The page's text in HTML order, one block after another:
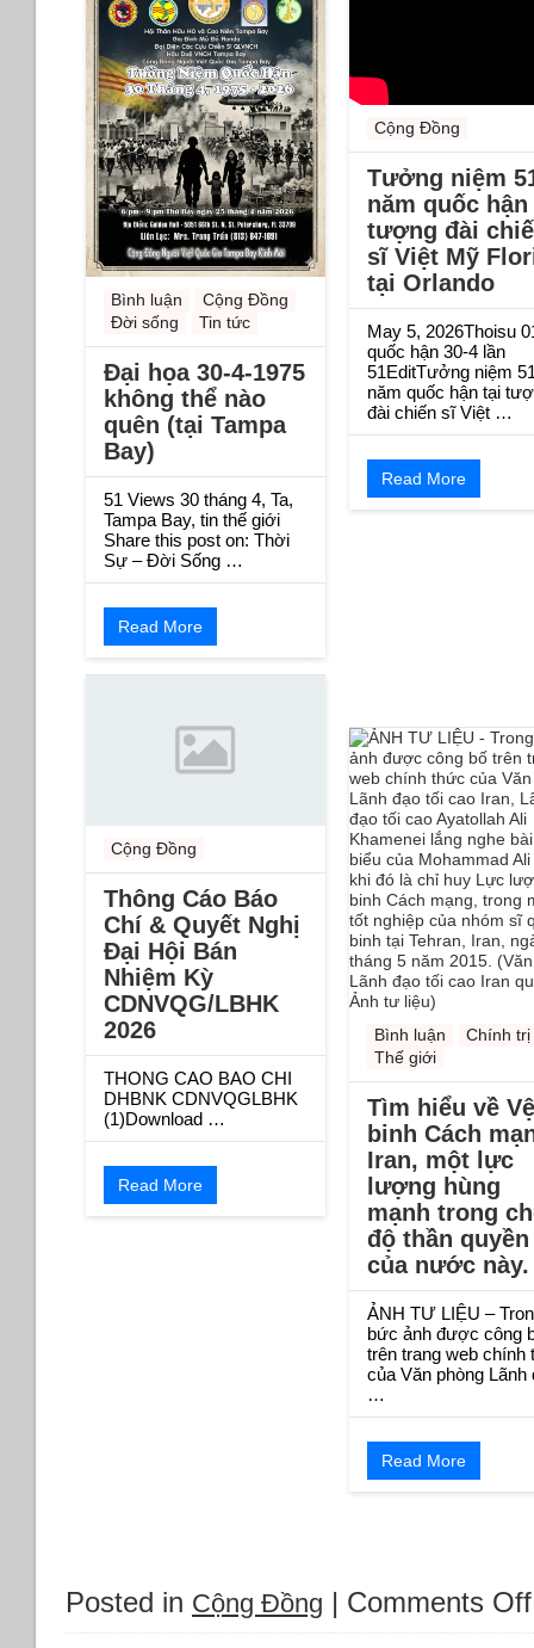
Bình luận
Cộng Đồng
Đời sống
Tin tức
Đại họa 30-4-1975
không thể nào
quên (tại Tampa
Bay)
51 Views 30 tháng 4, Ta,
Tampa Bay, tin thế giới
Share this post on: Thời
Sự – Đời Sống …
Read More
Cộng Đồng
Tưởng niệm
năm quốc
tượng đài
sĩ Việt Mỹ
tại Orlando
May 5, 2026Thoisu
quốc hận 30-4 lần
51EditTưởng niệm
năm quốc hận tại
đài chiến sĩ Việt …
Read More
Cộng Đồng
Thông Cáo Báo
Chí & Quyết Nghị
Đại Hội Bán
Nhiệm Kỳ
CDNVQG/LBHK
2026
THONG CAO BAO CHI
DHBNK CDNVQGLBHK
(1)Download …
Read More
Bình luận
Chính trị
Thế giới
Tìm hiểu về Vệ
binh Cách
Iran, một lực
lượng hùng
mạnh trong
độ thần quyền
của nước này.
ẢNH TƯ LIỆU –
bức ảnh được công
trên trang web chính
của Văn phòng Lãnh
…
Read More
Posted in Cộng Đồng | Comments Off